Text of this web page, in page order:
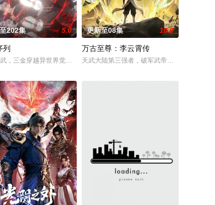
事，原本连大声说话都会紧张
一众行事乖张、性格跳脱的怪咖同事，原本连大声说话都会紧张
师父森木宇冲击仙蜜试炼赛冠军，一边暗中追查潜伏在参赛者中的卧
新动画新作将继承经典、结合潮流、呈现崭新的花仙子世界
202集 5.0
列
，三金穿越异世界觉醒最强序列003“鲜血君王”，不仅可以无视一切痛
更新至08集 10.0
万古至尊：李云霄传
天武大陆第三强者，破军武帝古飞扬被世界